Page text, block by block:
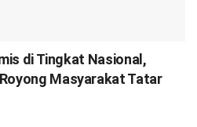
di Tingkat Nasional,
Masyarakat Tatar